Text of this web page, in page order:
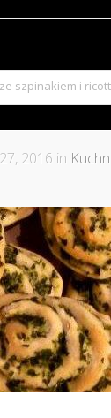
szpinakiem i
2016 in